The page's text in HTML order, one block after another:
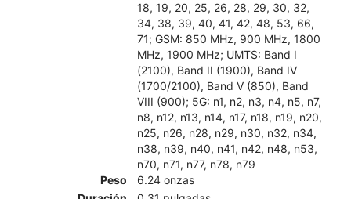
18, 19, 20, 25, 26, 28, 29, 30, 32,
34, 38, 39, 40, 41, 42, 48, 53, 66,
71; GSM: 850 MHz, 900 MHz, 1800
MHz, 1900 MHz; UMTS: Band I
(2100), Band II (1900), Band IV
(1700/2100), Band V (850), Band
VIII (900); 5G: n1, n2, n3, n4, n5, n7,
n8, n12, n13, n14, n17, n18, n19, n20,
n25, n26, n28, n29, n30, n32, n34,
n38, n39, n40, n41, n42, n48, n53,
n70, n71, n77, n78, n79
Peso
6.24 onzas